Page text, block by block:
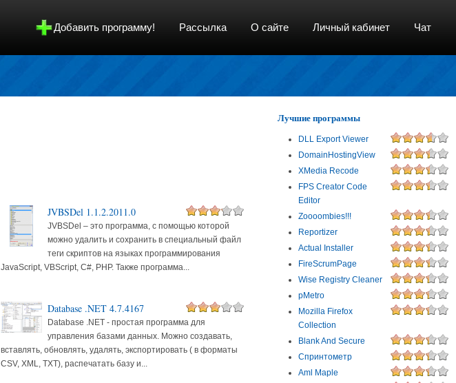
Добавить программу! Рассылка О сайте Личный кабинет Чат
JVBSDel 1.1.2.2011.0
JVBSDel – это программа, с помощью которой
можно удалить и сохранить в специальный файл
теги скриптов на языках программирования
JavaScript, VBScript, C#, PHP. Также программа...
Database .NET 4.7.4167
Database .NET - простая программа для
управления базами данных. Можно создавать,
вставлять, обновлять, удалять, экспортировать ( в форматы
CSV, XML, TXT), распечатать базу и...
Лучшие программы
DLL Export Viewer
DomainHostingView
XMedia Recode
FPS Creator Code
Editor
Zoooombies!!!
Reportizer
Actual Installer
FireScrumPage
Wise Registry Cleaner
pMetro
Mozilla Firefox
Collection
Blank And Secure
Спринтометр
Aml Maple